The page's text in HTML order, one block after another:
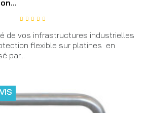
de vos infrastructures industrielles
flexible sur platines en
par...